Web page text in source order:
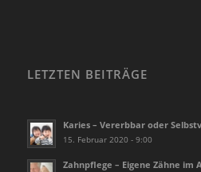
LETZTEN BEITRÄGE
Karies – Vererbbar oder
15. Februar 2020 - 9:00
Zahnpflege – Eigene Zähne im